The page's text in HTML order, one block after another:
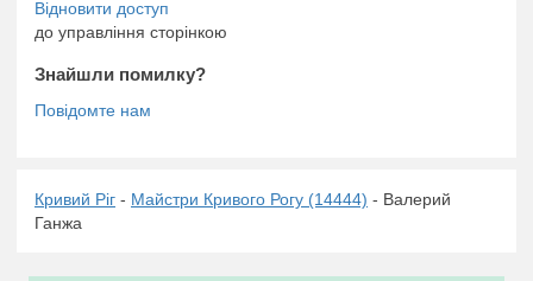
до управління сторінкою
Знайшли помилку?
Кривий Ріг - Майстри Кривого Рогу (14444) - Валерий
Ганжа